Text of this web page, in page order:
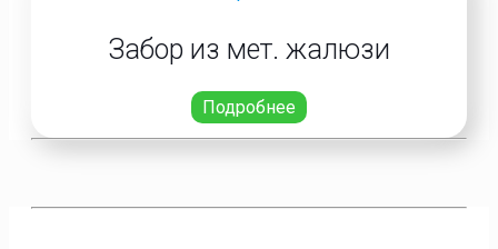
Забор из мет. жалюзи
Подробнее